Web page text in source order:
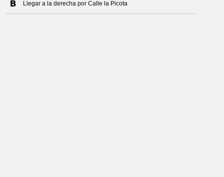
Llegar a la derecha por Calle la Picota